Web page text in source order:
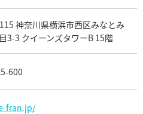
神奈川県横浜市西区みなとみ
3-3 クイーンズタワーB 15階
600
fran.jp/